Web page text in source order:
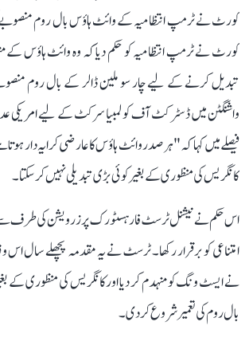
کورٹ نے ٹرمپ انتظامیہ کے وائٹ ہاؤس بال روم منصوبے
کورٹ نے ٹرمپ انتظامیہ کو حکم دیا کہ وہ وائٹ ہاؤس
تبدیل کرنے کے لیے چار سو ملین ڈالر کے بال روم
فیصلے میں کہا کہ "ہر صدر وائٹ ہاؤس کا عارضی کرایہ دار
کانگریس کی منظوری کے بغیر کوئی بڑی تبدیلی نہیں کر سکتا۔
اس حکم نے نیشنل ٹرسٹ فار ہسٹورک پرزرویشن کی طرف
امتناعی کو برقرار رکھا۔ ٹرسٹ نے یہ مقدمہ پچھلے سال اس
بال روم کی تعمیر شروع کر دی۔